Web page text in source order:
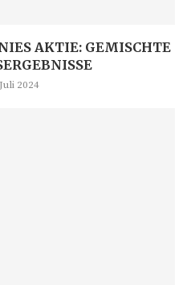
AKTIE: GEMISCHTE
2024